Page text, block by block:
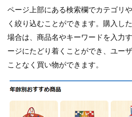
ページ上部にある検索欄でカテゴリ
く絞り込むことができます。購入し
場合は、商品名やキーワードを入力
ージにたどり着くことができ、ユー
ことなく買い物ができます。